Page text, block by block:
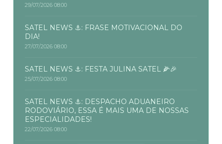
29/07/2026 08:00
SATEL NEWS ⚓: FRASE MOTIVACIONAL DO
DIA!
27/07/2026 08:00
SATEL NEWS ⚓: FESTA JULINA SATEL 🌽🎉
25/07/2026 08:00
SATEL NEWS ⚓: DESPACHO ADUANEIRO
RODOVIÁRIO, ESSA É MAIS UMA DE NOSSAS
ESPECIALIDADES!
22/07/2026 08:00